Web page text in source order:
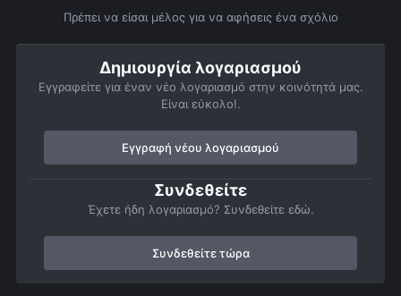
Πρέπει να είσαι μέλος για να αφήσεις ένα σχόλιο
Δημιουργία λογαριασμού
Εγγραφείτε για έναν νέο λογαριασμό στην κοινότητά μας.
Είναι εύκολο!.
Εγγραφή νέου λογαριασμού
Συνδεθείτε
Έχετε ήδη λογαριασμό? Συνδεθείτε εδώ.
Συνδεθείτε τώρα